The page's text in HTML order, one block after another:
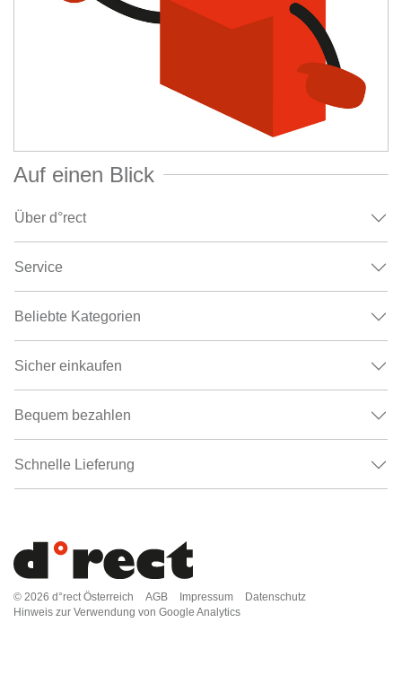
Auf einen Blick
Über d°rect
Service
Beliebte Kategorien
Sicher einkaufen
Bequem bezahlen
Schnelle Lieferung
© 2026 d°rect Österreich AGB Impressum
Datenschutz
Hinweis zur Verwendung von Google Analytics